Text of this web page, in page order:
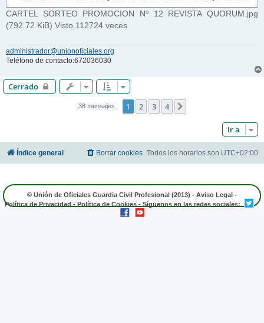
CARTEL SORTEO PROMOCION Nº 12 REVISTA QUORUM.jpg
(792.72 KiB) Visto 112724 veces
administrador@unionoficiales.org
Teléfono de contacto:672036030
Cerrado
38 mensajes 1 2 3 4
Ir a
Índice general Todos los horarios son UTC+02:00
Borrar cookies
© Unión de Oficiales Guardia Civil Profesional (2013) - Aviso Legal -
Política de Privacidad-Política de Cookies- Síguenos en las redes sociales: